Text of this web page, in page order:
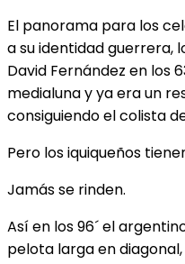
El panorama para los
a su identidad guerrera,
David Fernández en los
medialuna y ya era un
consiguiendo el colista
Pero los iquiqueños
Jamás se rinden.
Así en los 96´ el
pelota larga en